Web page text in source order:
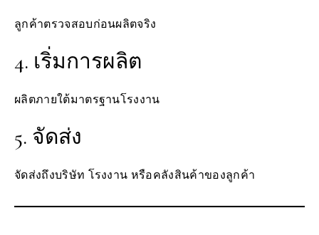
ลูกค้าตรวจสอบก่อนผลิตจริง
4. เริ่มการผลิต
ผลิตภายใต้มาตรฐานโรงงาน
5. จัดส่ง
จัดส่งถึงบริษัท โรงงาน หรือคลังสินค้าของลูกค้า